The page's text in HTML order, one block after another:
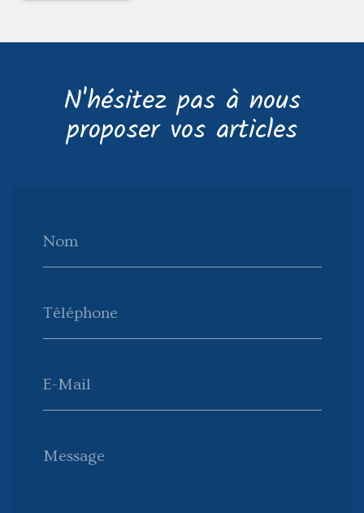
N'hésitez pas à nous
proposer vos articles
Nom
Téléphone
E-Mail
Message